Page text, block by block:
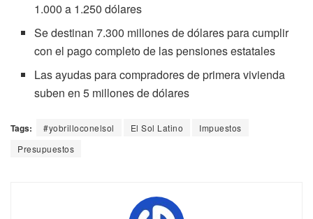
1.000 a 1.250 dólares
Se destinan 7.300 millones de dólares para cumplir
con el pago completo de las pensiones estatales
Las ayudas para compradores de primera vivienda
suben en 5 millones de dólares
Tags: #yobrilloconelsol El Sol Latino
Impuestos
Presupuestos